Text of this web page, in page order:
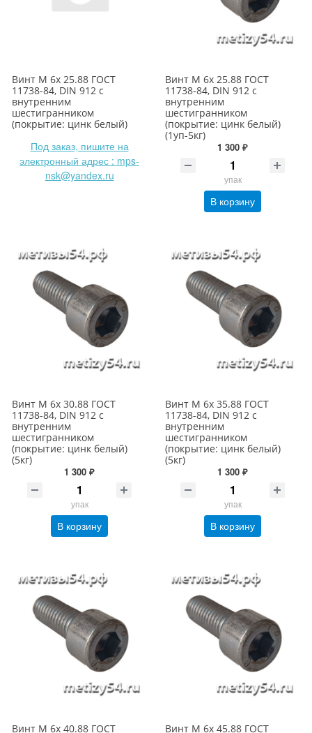
Винт М 6х 25.88 ГОСТ
11738-84, DIN 912 с
внутренним
шестигранником
(покрытие: цинк белый)
Под заказ, пишите на
электронный адрес : mps-
nsk@yandex.ru
Винт М 6х 25.88 ГОСТ
11738-84, DIN 912 с
внутренним
шестигранником
(покрытие: цинк белый)
(1уп-5кг)
1 300 ₽
упак
В корзину
Винт М 6х 30.88 ГОСТ
11738-84, DIN 912 с
внутренним
шестигранником
(покрытие: цинк белый)
(5кг)
1 300 ₽
упак
В корзину
Винт М 6х 35.88 ГОСТ
11738-84, DIN 912 с
внутренним
шестигранником
(покрытие: цинк белый)
(5кг)
1 300 ₽
упак
В корзину
Винт М 6х 40.88 ГОСТ Винт М 6х 45.88 ГОСТ